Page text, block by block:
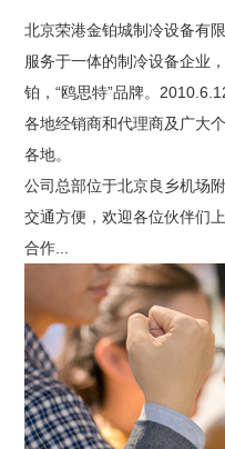
北京荣港金铂城制冷设备有
服务于一体的制冷设备企业
铂，“鸥思特”品牌。
各地经销商和代理商及广大
各地。
公司总部位于北京良乡机场
交通方便，欢迎各位伙伴们
合作...